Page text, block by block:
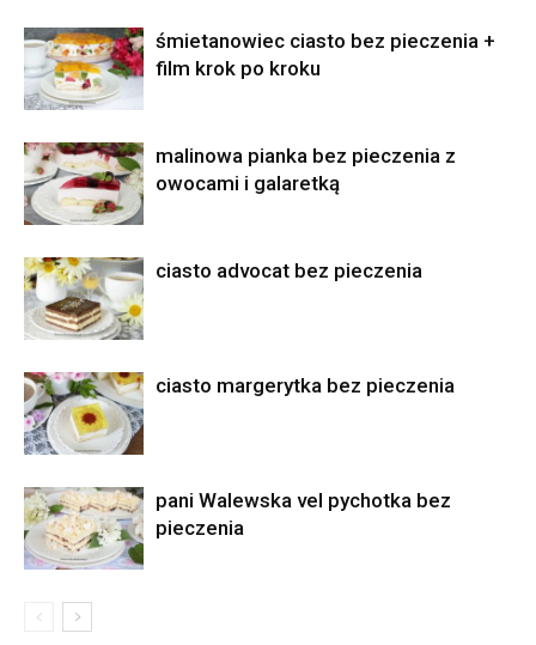
śmietanowiec ciasto bez pieczenia +
film krok po kroku
malinowa pianka bez pieczenia z
owocami i galaretką
ciasto advocat bez pieczenia
ciasto margerytka bez pieczenia
pani Walewska vel pychotka bez
pieczenia